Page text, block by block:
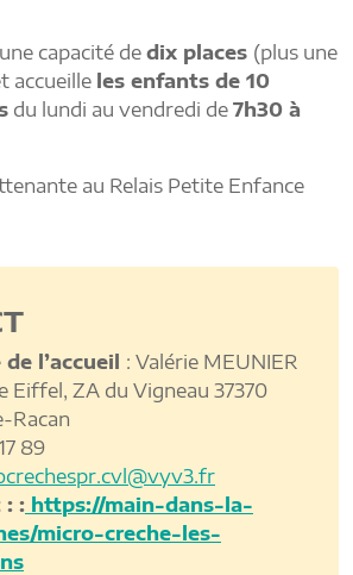
capacité de dix places (plus une
accueille les enfants de 10
du lundi au vendredi de 7h30 à
au Relais Petite Enfance
l’accueil : Valérie MEUNIER
Eiffel, ZA du Vigneau 37370
Racan
89
: : https://main-dans-la-
micro-creche-les-